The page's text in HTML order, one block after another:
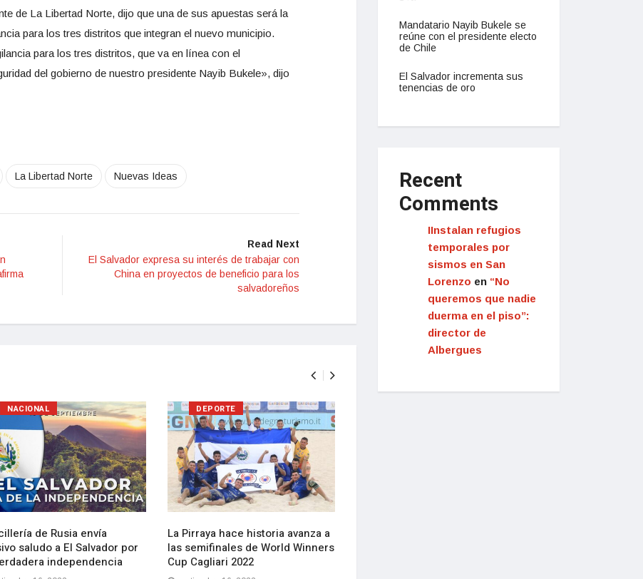
de La Libertad Norte, dijo que una de sus apuestas será la
para los tres distritos que integran el nuevo municipio.
para los tres distritos, que va en línea con el
del gobierno de nuestro presidente Nayib Bukele», dijo
La Libertad Norte Nuevas Ideas
Read Next
El Salvador expresa su interés de trabajar con
China en proyectos de beneficio para los
salvadoreños
NACIONAL
de Rusia envía
saludo a El Salvador por
independencia
DEPORTE
La Pirraya hace historia avanza a
las semifinales de World Winners
Cup Cagliari 2022
Mandatario Nayib Bukele se
reúne con el presidente electo
de Chile
El Salvador incrementa sus
tenencias de oro
Recent
Comments
IInstalan refugios
temporales por
sismos en San
Lorenzo en “No
queremos que nadie
duerma en el piso”:
director de
Albergues